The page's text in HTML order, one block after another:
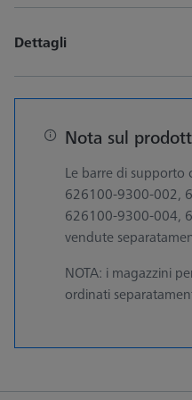
Dettagli
Nota sul
Le barre di
626100-9300-002,
626100-9300-004,
vendute
NOTA: i magazzini
ordinati